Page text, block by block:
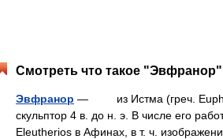
Смотреть что такое "Эвфранор"
Эвфранор — из Истма (греч.
скульптор 4 в. до н. э. В числе его
Eleutherios в Афинах, в т. ч.